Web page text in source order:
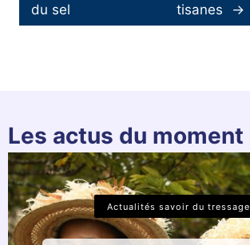
du sel
tisanes
→
Les actus du moment
Actualités savoir du tressage